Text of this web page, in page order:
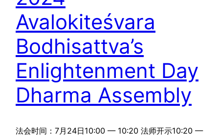
Avalokiteśvara
Bodhisattva’s
Enlightenment Day
Dharma Assembly
法会时间：7月24日10:00 — 10:20 法师开示10:20 —